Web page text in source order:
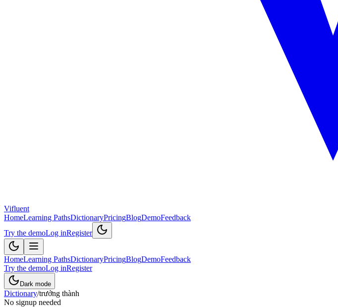
Vifluent
HomeLearning PathsDictionaryPricingBlogDemoFeedback
Try the demoLog inRegister
HomeLearning PathsDictionaryPricingBlogDemoFeedback
Try the demoLog inRegister
Dark mode
Dictionary/trưởng thành
No signup needed